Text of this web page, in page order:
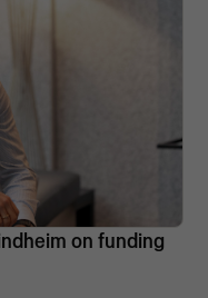
on funding